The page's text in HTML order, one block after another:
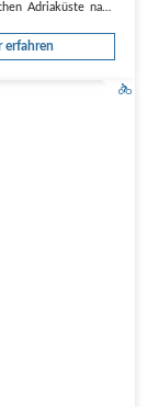
Adriaküste nach
Radweg:…
erfahren